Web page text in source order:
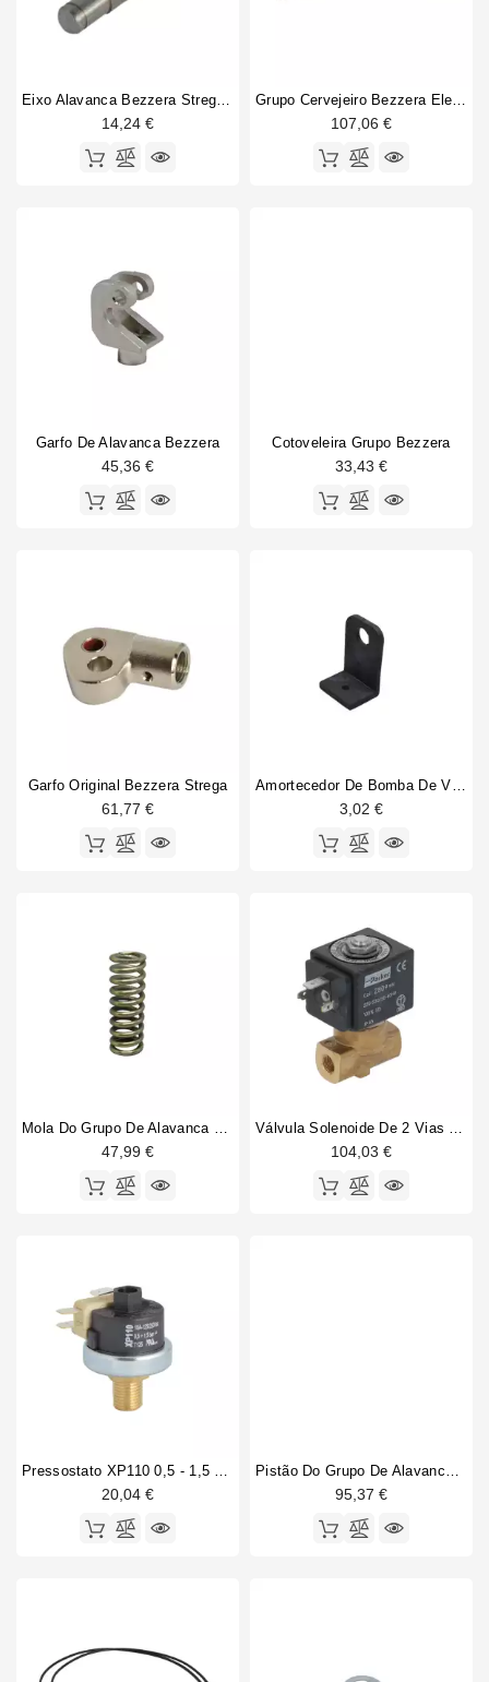
14,24 € 107,06 €
Garfo De Alavanca Bezzera
45,36 €
Cotoveleira Grupo Bezzera
33,43 €
Garfo Original Bezzera Strega
61,77 € 3,02 €
47,99 € 104,03 €
20,04 € 95,37 €